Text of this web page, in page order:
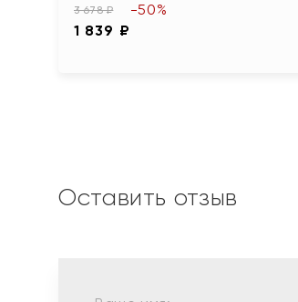
3 678 ₽
1 839 ₽
-50%
Оставить отзыв